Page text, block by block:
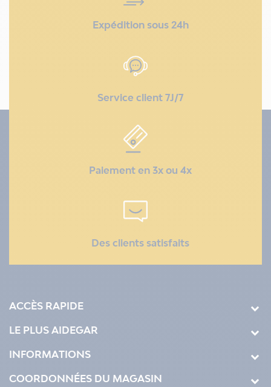
Expédition sous 24h
Service client 7J/7
Paiement en 3x ou 4x
Des clients satisfaits
ACCÈS RAPIDE
LE PLUS AIDEGAR
INFORMATIONS
COORDONNÉES DU MAGASIN